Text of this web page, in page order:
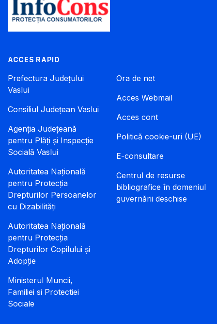
ACCES RAPID
Prefectura Județului
Vaslui
Consiliul Județean Vaslui
Agenția Județeană
pentru Plăți și Inspecție
Socială Vaslui
Autoritatea Națională
pentru Protecția
Drepturilor Persoanelor
cu Dizabilități
Autoritatea Națională
pentru Protecția
Drepturilor Copilului și
Adopție
Ministerul Muncii,
Familiei si Protectiei
Sociale
Ora de net
Acces Webmail
Acces cont
Politică cookie-uri (UE)
E-consultare
Centrul de resurse
bibliografice în domeniul
guvernării deschise